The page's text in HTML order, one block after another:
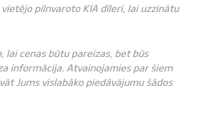
pilnvaroto KIA dīleri, lai uzzinātu
lai cenas būtu pareizas, bet būs
informācija. Atvainojamies par šiem
Jums vislabāko piedāvājumu šādos